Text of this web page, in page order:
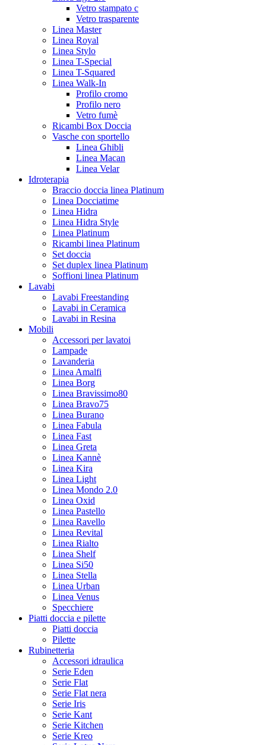
Vetro stampato c
Vetro trasparente
Linea Master
Linea Royal
Linea Stylo
Linea T-Special
Linea T-Squared
Linea Walk-In
Profilo cromo
Profilo nero
Vetro fumè
Ricambi Box Doccia
Vasche con sportello
Linea Ghibli
Linea Macan
Linea Velar
Idroterapia
Braccio doccia linea Platinum
Linea Docciatime
Linea Hidra
Linea Hidra Style
Linea Platinum
Ricambi linea Platinum
Set doccia
Set duplex linea Platinum
Soffioni linea Platinum
Lavabi
Lavabi Freestanding
Lavabi in Ceramica
Lavabi in Resina
Mobili
Accessori per lavatoi
Lampade
Lavanderia
Linea Amalfi
Linea Borg
Linea Bravissimo80
Linea Bravo75
Linea Burano
Linea Fabula
Linea Fast
Linea Greta
Linea Kannè
Linea Kira
Linea Light
Linea Mondo 2.0
Linea Oxid
Linea Pastello
Linea Ravello
Linea Revital
Linea Rialto
Linea Shelf
Linea Si50
Linea Stella
Linea Urban
Linea Venus
Specchiere
Piatti doccia e pilette
Piatti doccia
Pilette
Rubinetteria
Accessori idraulica
Serie Eden
Serie Flat
Serie Flat nera
Serie Iris
Serie Kant
Serie Kitchen
Serie Kreo